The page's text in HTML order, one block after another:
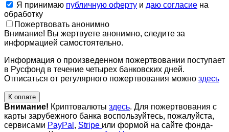
Я принимаю публичную оферту и даю согласие на
обработку
Пожертвовать анонимно
Внимание! Вы жертвуете анонимно, следите за
информацией самостоятельно.
Информация о произведенном пожертвовании поступает
в Русфонд в течение четырех банковских дней.
Отписаться от регулярного пожертвования можно здесь
К оплате
Внимание! Криптовалюты здесь. Для пожертвования с
карты зарубежного банка воспользуйтесь, пожалуйста,
сервисами PayPal , Stripe или формой на сайте фонда-